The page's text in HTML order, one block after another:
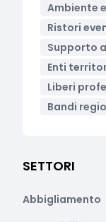
Ambiente
Ristori
Supporto
Enti
Liberi
Bandi
SETTORI
Abbigliamento